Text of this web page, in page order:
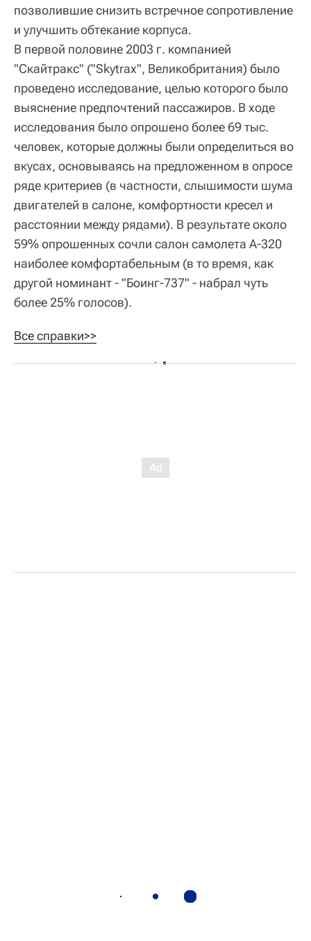
позволившие снизить встречное сопротивление
и улучшить обтекание корпуса.
В первой половине 2003 г. компанией
"Скайтракс" ("Skytrax", Великобритания) было
проведено исследование, целью которого было
выяснение предпочтений пассажиров. В ходе
исследования было опрошено более 69 тыс.
человек, которые должны были определиться во
вкусах, основываясь на предложенном в опросе
ряде критериев (в частности, слышимости шума
двигателей в салоне, комфортности кресел и
расстоянии между рядами). В результате около
59% опрошенных сочли салон самолета А-320
наиболее комфортабельным (в то время, как
другой номинант - "Боинг-737" - набрал чуть
более 25% голосов).
Все справки>>